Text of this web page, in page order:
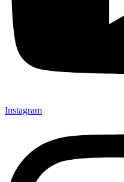
Instagram